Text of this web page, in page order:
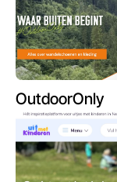
OutdoorOnly